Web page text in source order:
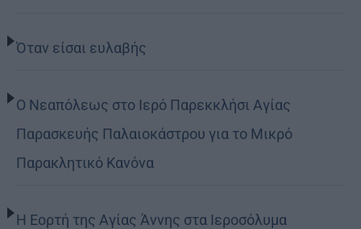
Όταν είσαι ευλαβής
Ο Νεαπόλεως στο Ιερό Παρεκκλήσι Αγίας
Παρασκευής Παλαιοκάστρου για το Μικρό
Παρακλητικό Κανόνα
Η Εορτή της Αγίας Άννης στα Ιεροσόλυμα